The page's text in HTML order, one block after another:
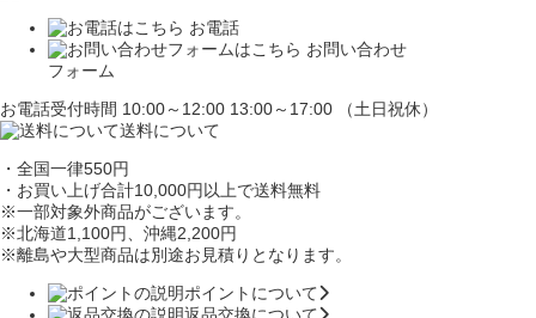
お電話
お問い合わせ
フォーム
お電話受付時間 10:00～12:00 13:00～17:00 （土日祝休）
送料について
・全国一律550円
・お買い上げ合計10,000円 以上で送料無料
※一部対象外商品がございます。
※北海道1,100円
、沖縄2,200円
※離島や大型商品は別途お見積りとなります。
ポイントについて
返品交換について